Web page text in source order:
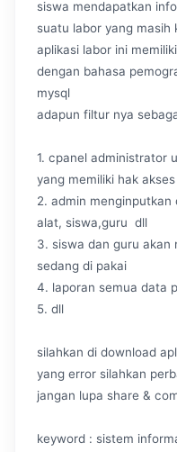
siswa mendapatkan
suatu labor yang masih
aplikasi labor ini
dengan bahasa
mysql
adapun filtur nya
1. cpanel administrator
yang memiliki hak
2. admin menginputkan
alat, siswa,guru dll
3. siswa dan guru akan
sedang di pakai
4. laporan semua data
5. dll
silahkan di download
yang error silahkan
jangan lupa share &
keyword : sistem